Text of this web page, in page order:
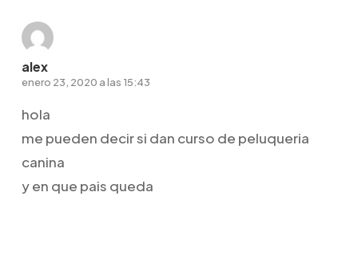
alex
enero 23, 2020 a las 15:43
hola
me pueden decir si dan curso de peluqueria
canina
y en que pais queda